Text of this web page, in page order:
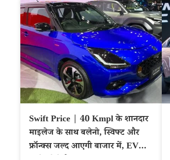
Swift Price | 40 Kmpl के शानदार
माइलेज के साथ बलेनो, स्विफ्ट और
फ्रॉन्क्स जल्द आएगी बाजार में, EV